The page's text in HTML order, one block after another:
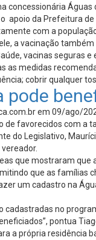
concessionária
apoio da Prefeitura de
com a
a vacinação
vacinas seguras
as medidas
cobrir qualquer
pode
em 09/ago/
favorecidos com a
do Legislativo,
que mostraram
que as famílias
um cadastro na
no
pontua
a própria residência